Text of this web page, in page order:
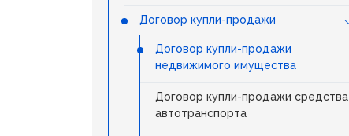
Договор купли-продажи
Договор купли-продажи
недвижимого имущества
Договор купли-продажи средства
автотранспорта